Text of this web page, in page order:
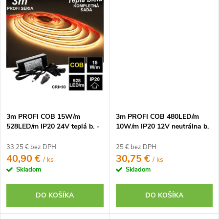
3m PROFI COB 15W/m
528LED/m IP20 24V teplá b. -
33,25 € bez DPH
40,90 €/ ks
Skladom
DO KOŠÍKA
3m PROFI COB 480LED/m
10W/m IP20 12V neutrálna b.
25 € bez DPH
30,75 €/ ks
Skladom
DO KOŠÍKA